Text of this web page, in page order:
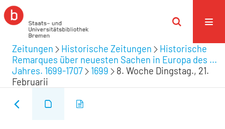
Zeitungen Historische Zeitungen
Historische
Remarques über neuesten Sachen in Europa des ...
Jahres. 1699-1707
1699
8. Woche Dingstag., 21.
Februarii